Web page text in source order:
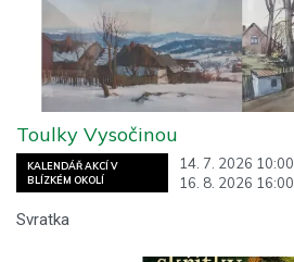
KALENDÁŘ AKCÍ V
BLÍZKÉM OKOLÍ
14. 7. 2026 10:00
16. 8. 2026 16:00
Toulky Vysočinou
Svratka